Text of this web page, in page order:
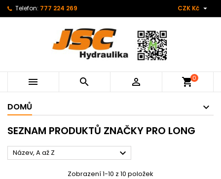
Telefon: 777 224 269 CZK Kč 
   shopping_cart0
DOMŮ
SEZNAM PRODUKTŮ ZNAČKY PRO LONG
Název, A až Z 
Zobrazení 1-10 z 10 položek